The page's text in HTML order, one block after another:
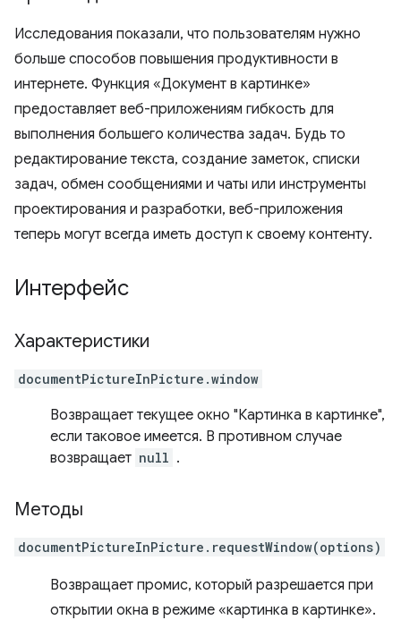
Исследования показали, что пользователям нужно
больше способов повышения продуктивности в
интернете. Функция «Документ в картинке»
предоставляет веб-приложениям гибкость для
выполнения большего количества задач. Будь то
редактирование текста, создание заметок, списки
задач, обмен сообщениями и чаты или инструменты
проектирования и разработки, веб-приложения
теперь могут всегда иметь доступ к своему контенту.
Интерфейс
Характеристики
documentPictureInPicture.window
Возвращает текущее окно "Картинка в картинке",
если таковое имеется. В противном случае
возвращает null .
Методы
documentPictureInPicture.requestWindow(options)
Возвращает промис, который разрешается при
открытии окна в режиме «картинка в картинке».